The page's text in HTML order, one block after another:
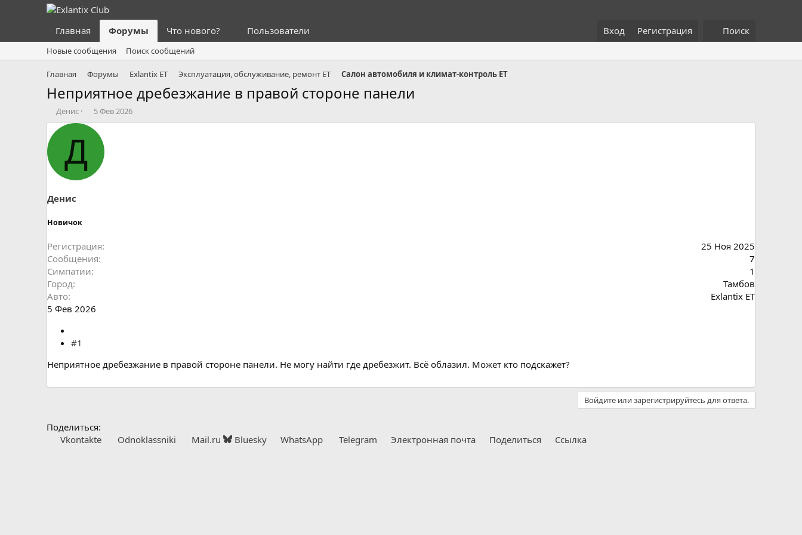
Главная Форумы Что нового? Пользователи Вход Регистрация Поиск
Новые сообщения Поиск сообщений
Главная Форумы Exlantix ET Эксплуатация, обслуживание, ремонт ET Салон автомобиля и климат-контроль ET
Неприятное дребезжание в правой стороне панели
А
в
т
е
ы
Денис
Д
а
т
ч
5 Фев 2026
Д
Денис
Новичок
Регистрация
25 Ноя 2025
Сообщения
7
Симпатии
1
Город
Тамбов
Авто
Exlantix ET
5 Фев 2026
#1
Неприятное дребезжание в правой стороне панели. Не могу найти где дребезжит. Всё облазил. Может кто подскажет?
Войдите или зарегистрируйтесь для ответа.
Поделиться:
Vkontakte
Odnoklassniki Mail.ru Bluesky WhatsApp Telegram Электронная почта Поделиться Ссылка